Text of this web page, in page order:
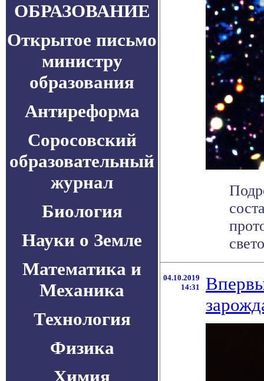
ОБРАЗОВАНИЕ
Открытое письмо
министру
образования
Антиреформа
Соросовский
образовательный
журнал
Биология
Науки о Земле
Математика и
Механика
Технология
Физика
Химия
04.10.2019
14:31